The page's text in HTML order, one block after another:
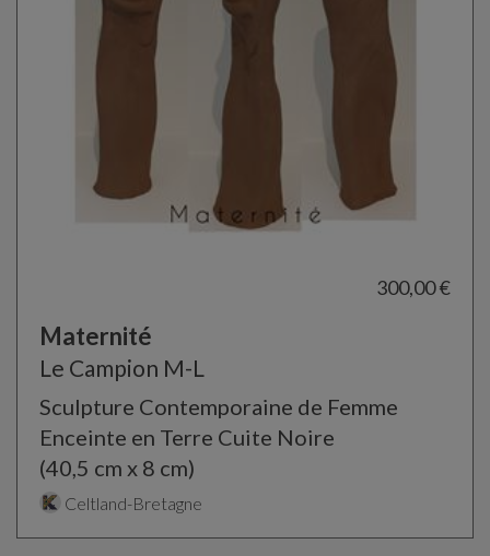
300,00 €
Maternité
Le Campion M-L
Sculpture Contemporaine de Femme
Enceinte en Terre Cuite Noire
(40,5 cm x 8 cm)
Celtland-Bretagne